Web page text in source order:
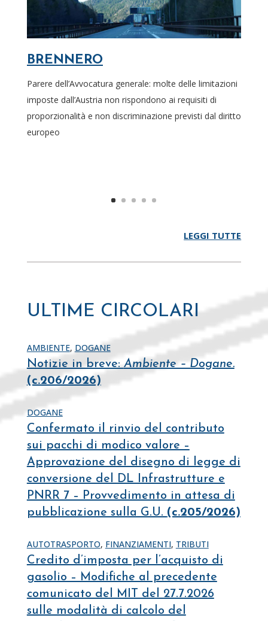
BRENNERO
Parere dell’Avvocatura generale: molte delle limitazioni
imposte dall’Austria non rispondono ai requisiti di
proporzionalità e non discriminazione previsti dal diritto
europeo
LEGGI TUTTE
ULTIME CIRCOLARI
AMBIENTE, DOGANE
Notizie in breve:Ambiente – Dogane.
(c.206/2026)
DOGANE
Confermato il rinvio del contributo
sui pacchi di modico valore –
Approvazione del disegno di legge di
conversione del DL Infrastrutture e
PNRR 7 – Provvedimento in attesa di
pubblicazione sulla G.U. (c.205/2026)
AUTOTRASPORTO, FINANZIAMENTI, TRIBUTI
Credito d’imposta per l’acquisto di
gasolio – Modifiche al precedente
comunicato del MIT del 27.7.2026
sulle modalità di calcolo del